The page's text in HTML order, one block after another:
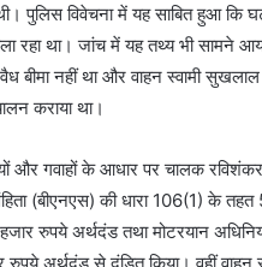
पुलिस विवेचना में यह साबित हुआ कि
रहा था। जांच में यह तथ्य भी सामने
बीमा नहीं था और वाहन स्वामी
कराया था।
और गवाहों के आधार पर चालक
(बीएनएस) की धारा 106(1) के
रुपये अर्थदंड तथा मोटरयान